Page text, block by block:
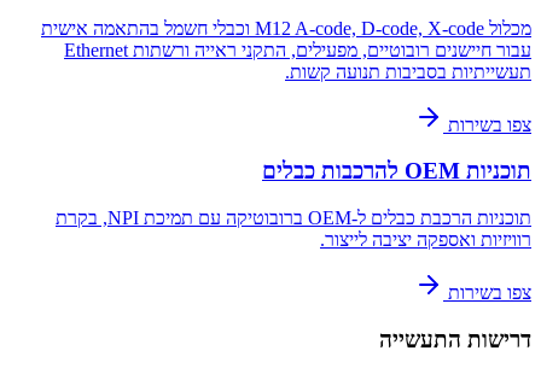
מכלול M12 A-code, D-code, X-code וכבלי חשמל בהתאמה אישית
עבור חיישנים רובוטיים, מפעילים, התקני ראייה ורשתות Ethernet
תעשייתיות בסביבות תנועה קשות.
צפו בשירות
תוכניות OEM להרכבות כבלים
תוכניות הרכבת כבלים ל-OEM ברובוטיקה עם תמיכת NPI, בקרת
רוויזיות ואספקה יציבה לייצור.
צפו בשירות
דרישות התעשייה